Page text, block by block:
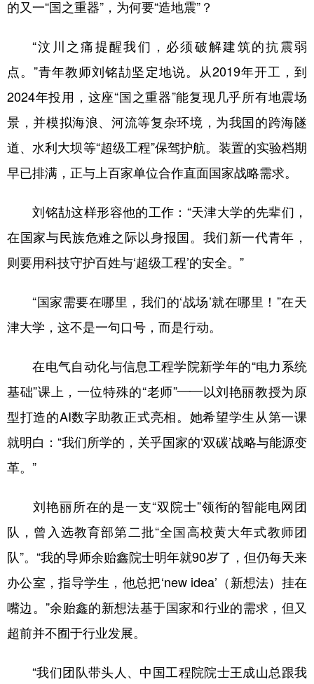
的又一“国之重器”，为何要“造地震”？
“汶川之痛提醒我们，必须破解建筑的抗震弱
点。”青年教师刘铭劼坚定地说。从2019年开工，到
2024年投用，这座“国之重器”能复现几乎所有地震场
景，并模拟海浪、河流等复杂环境，为我国的跨海隧
道、水利大坝等“超级工程”保驾护航。装置的实验档期
早已排满，正与上百家单位合作直面国家战略需求。
刘铭劼这样形容他的工作：“天津大学的先辈们，
在国家与民族危难之际以身报国。我们新一代青年，
则要用科技守护百姓与‘超级工程’的安全。”
“国家需要在哪里，我们的‘战场’就在哪里！”在天
津大学，这不是一句口号，而是行动。
在电气自动化与信息工程学院新学年的“电力系统
基础”课上，一位特殊的“老师”——以刘艳丽教授为原
型打造的AI数字助教正式亮相。她希望学生从第一课
就明白：“我们所学的，关乎国家的‘双碳’战略与能源变
革。”
刘艳丽所在的是一支“双院士”领衔的智能电网团
队，曾入选教育部第二批“全国高校黄大年式教师团
队”。“我的导师余贻鑫院士明年就90岁了，但仍每天来
办公室，指导学生，他总把‘new idea’（新想法）挂在
嘴边。”余贻鑫的新想法基于国家和行业的需求，但又
超前并不囿于行业发展。
“我们团队带头人、中国工程院院士王成山总跟我